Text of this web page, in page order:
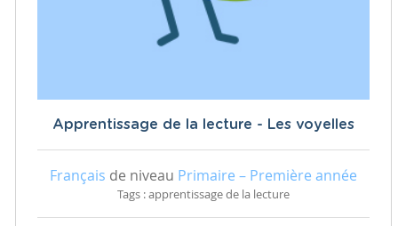
Apprentissage de la lecture - Les voyelles
Français de niveau Primaire – Première année
Tags : apprentissage de la lecture